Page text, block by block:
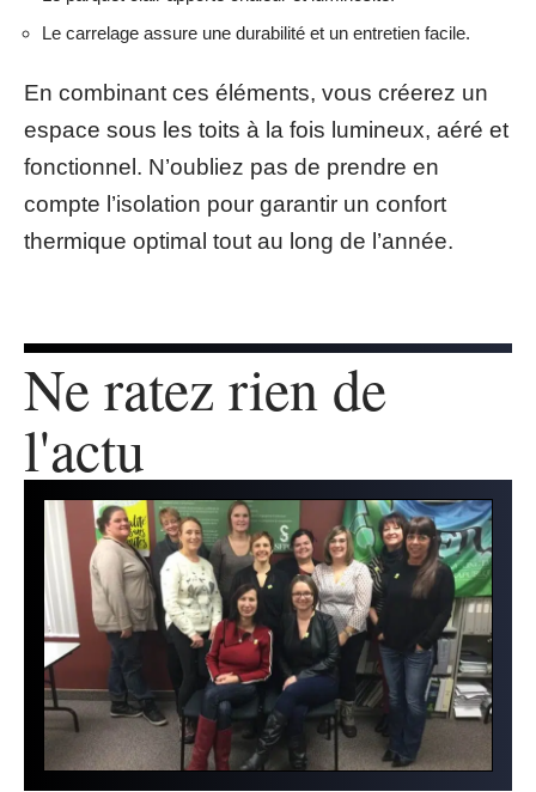
Le carrelage assure une durabilité et un entretien facile.
En combinant ces éléments, vous créerez un
espace sous les toits à la fois lumineux, aéré et
fonctionnel. N’oubliez pas de prendre en
compte l’isolation pour garantir un confort
thermique optimal tout au long de l’année.
Ne ratez rien de
l'actu